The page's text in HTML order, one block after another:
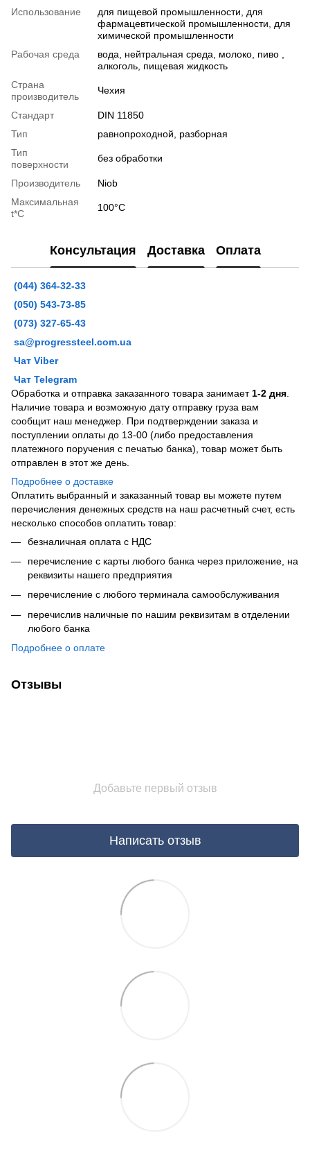
Использование
для пищевой промышленности, для
фармацевтической промышленности, для
химической промышленности
Рабочая среда
вода, нейтральная среда, молоко, пиво ,
алкоголь, пищевая жидкость
Страна
производитель
Чехия
Стандарт
DIN 11850
Тип
равнопроходной, разборная
Тип
поверхности
без обработки
Производитель
Niob
Максимальная
t*C
100°С
Консультация Доставка Оплата
(044) 364-32-33
(050) 543-73-85
(073) 327-65-43
sa@progressteel.com.ua
Чат Viber
Чат Telegram
Обработка и отправка заказанного товара занимает 1-2 дня
Наличие товара и возможную дату отправку груза вам
сообщит наш менеджер. При подтверждении заказа и
поступлении оплаты до 13-00 (либо предоставления
платежного поручения с печатью банка), товар может быть
отправлен в этот же день.
Подробнее о доставке
Оплатить выбранный и заказанный товар вы можете путем
перечисления денежных средств на наш расчетный счет, есть
несколько способов оплатить товар:
безналичная оплата с НДС
перечисление с карты любого банка через приложение, на
реквизиты нашего предприятия
перечисление с любого терминала самообслуживания
перечислив наличные по нашим реквизитам в отделении
любого банка
Подробнее о оплате
Отзывы
Добавьте первый отзыв
Написать отзыв